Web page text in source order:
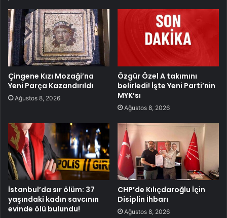
Çingene Kızı Mozaği’na
Yeni Parça Kazandırıldı
Ağustos 8, 2026
Özgür Özel A takımını
belirledi! İşte Yeni Parti’nin
MYK’sı
Ağustos 8, 2026
İstanbul’da sır ölüm: 37
yaşındaki kadın savcının
evinde ölü bulundu!
CHP’de Kılıçdaroğlu İçin
Disiplin İhbarı
Ağustos 8, 2026